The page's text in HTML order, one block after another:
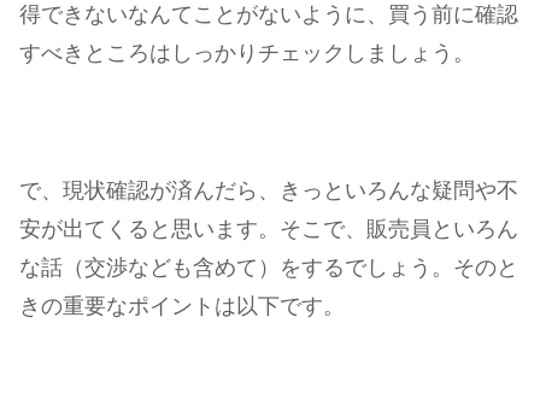
得できないなんてことがないように、買う前に確認
すべきところはしっかりチェックしましょう。
で、現状確認が済んだら、きっといろんな疑問や不
安が出てくると思います。そこで、販売員といろん
な話（交渉なども含めて）をするでしょう。そのと
きの重要なポイントは以下です。